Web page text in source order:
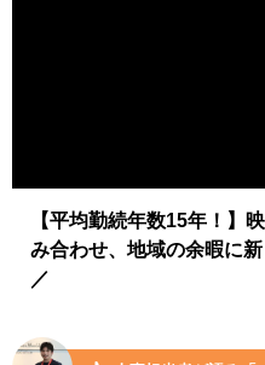
【平均勤続年数15年！】
み合わせ、地域の余暇に
／